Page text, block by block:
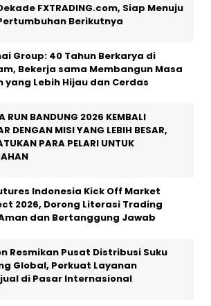
FXTRADING.com, Siap Menuju
Berikutnya
Group: 40 Tahun Berkarya di
Bekerja sama Membangun Masa
yang Lebih Hijau dan Cerdas
RUN BANDUNG 2026 KEMBALI
DENGAN MISI YANG LEBIH BESAR,
PARA PELARI UNTUK
Indonesia Kick Off Market
2026, Dorong Literasi Trading
dan Bertanggung Jawab
Resmikan Pusat Distribusi Suku
Global, Perkuat Layanan
di Pasar Internasional